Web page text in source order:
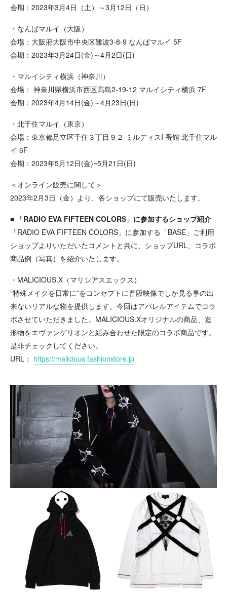
会期：2023年3月4日（土）～3月12日（日）
・なんばマルイ（大阪）
会場：大阪府大阪市中央区難波3-8-9 なんばマルイ 5F
会期：2023年3月24日(金)～4月2日(日)
・マルイシティ横浜（神奈川）
会場： 神奈川県横浜市西区高島2-19-12 マルイシティ横浜 7F
会期：2023年4月14日(金)～4月23日(日)
・北千住マルイ（東京）
会場：東京都足立区千住３丁目９２ ミルディスI 番館 北千住マル
イ 6F
会期：2023年5月12日(金)~5月21日(日)
＜オンライン販売に関して＞
2023年2月3日（金）より、各ショップにて販売いたします。
■ 「RADIO EVA FIFTEEN COLORS」に参加するショップ紹介
「RADIO EVA FIFTEEN COLORS」に参加する「BASE」ご利用
ショップよりいただいたコメントと共に、ショップURL、コラボ
商品例（写真）を紹介いたします。
・MALICIOUS.X（マリシアスエックス）
“特殊メイクを日常に”をコンセプトに普段映像でしか見る事の出
来ないリアルな物を提供します。今回はアパレルアイテムでコラ
ボさせていただきました。MALICIOUS.Xオリジナルの商品、造
形物をエヴァンゲリオンと組み合わせた限定のコラボ商品です。
是非チェックしてください。
URL： https://malicious.fashionstore.jp